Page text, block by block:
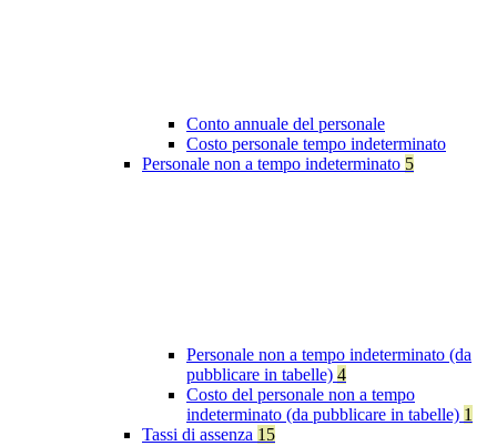
Conto annuale del personale
Costo personale tempo indeterminato
Personale non a tempo indeterminato 5
Personale non a tempo indeterminato (da
pubblicare in tabelle) 4
Costo del personale non a tempo
indeterminato (da pubblicare in tabelle) 1
Tassi di assenza 15